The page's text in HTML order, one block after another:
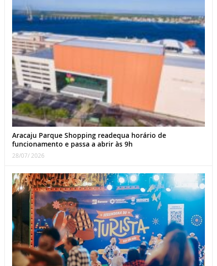
Aracaju Parque Shopping readequa horário de
funcionamento e passa a abrir às 9h
28/07/ 2026